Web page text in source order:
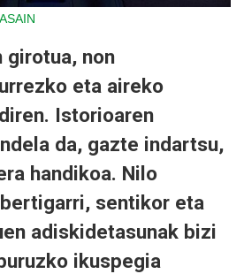
girotua, non
eta aireko
Istorioaren
da, gazte indartsu,
handikoa. Nilo
sentikor eta
adiskidetasunak bizi
ikuspegia